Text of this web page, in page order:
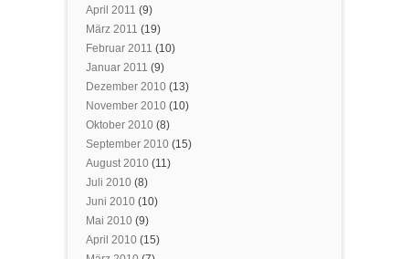
April 2011 (9)
März 2011 (19)
Februar 2011 (10)
Januar 2011 (9)
Dezember 2010 (13)
November 2010 (10)
Oktober 2010 (8)
September 2010 (15)
August 2010 (11)
Juli 2010 (8)
Juni 2010 (10)
Mai 2010 (9)
April 2010 (15)